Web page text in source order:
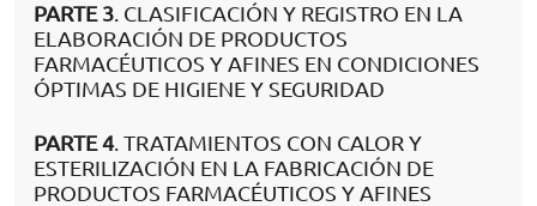
PARTE 3. CLASIFICACIÓN Y REGISTRO EN LA
ELABORACIÓN DE PRODUCTOS
FARMACÉUTICOS Y AFINES EN CONDICIONES
ÓPTIMAS DE HIGIENE Y SEGURIDAD
PARTE 4. TRATAMIENTOS CON CALOR Y
ESTERILIZACIÓN EN LA FABRICACIÓN DE
PRODUCTOS FARMACÉUTICOS Y AFINES